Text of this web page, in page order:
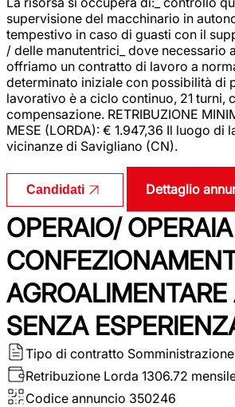
supervisione del macchinario in
tempestivo in caso di guasti con il
/ delle manutentrici_ dove necessario
offriamo un contratto di lavoro a
determinato iniziale con possibilità di
lavorativo è a ciclo continuo, 21 turni,
compensazione. RETRIBUZIONE
MESE (LORDA): € 1.947,36 Il luogo di
vicinanze di Savigliano (CN).
Candidati Dettaglio
OPERAIO/ OPERAIA
SENZA
Tipo di contratto Somministrazione
Retribuzione Lorda 1306.72
Codice annuncio 350246